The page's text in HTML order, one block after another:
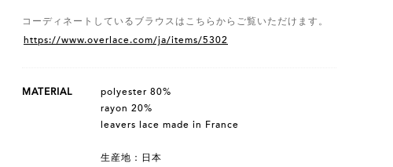
コーディネートしているブラウスはこちらからご覧いただけます。
https://www.overlace.com/ja/items/5302
MATERIAL
polyester 80%
rayon 20%
leavers lace made in France
生産地：日本